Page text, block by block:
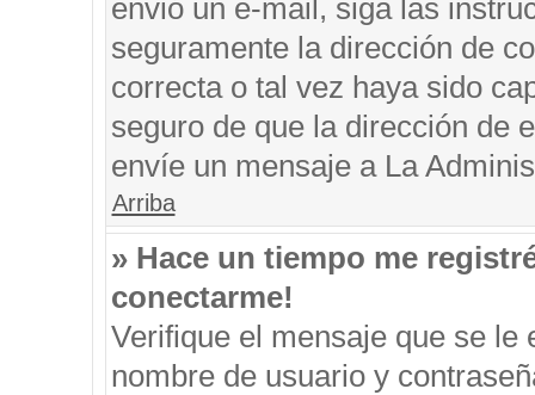
envió un e-mail, siga las
seguramente la dirección de
correcta o tal vez haya sido
seguro de que la dirección de
envíe un mensaje a La
Arriba
» Hace un tiempo me
conectarme!
Verifique el mensaje que se
nombre de usuario y